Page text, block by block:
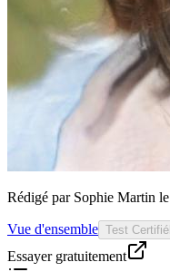
Rédigé par Sophie Martin le
Vue d'ensemble Test Certifié
Essayer gratuitement